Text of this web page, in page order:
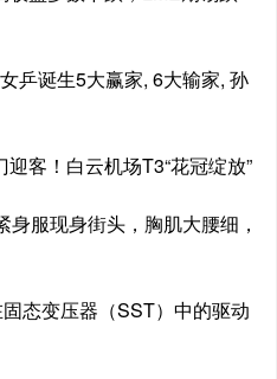
乒诞生5大赢家, 6大输家, 孙
客！白云机场T3“花冠绽放”
服现身街头，胸肌大腰细，
态变压器（SST）中的驱动